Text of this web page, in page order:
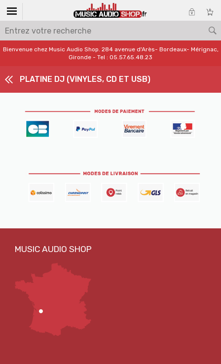
Bienvenue chez Music Audio Shop. 284 avenue d'Arès- Bordeaux- Mérignac,
Gironde - Tel : 05.57.65.48.23
PLATINE DJ (VINYLES, CD ET USB)